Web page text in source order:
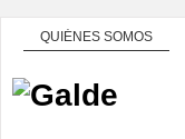
QUIÉNES SOMOS